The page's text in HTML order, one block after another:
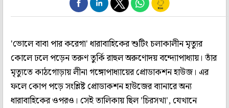
'ভোলে বাবা পার করেগা' ধারাবাহিকের শুটিং চলাকালীন মৃত্যুর
কোলে ঢলে পড়েন তরুণ তুর্কি রাহুল অরুণোদয় বন্দ্যোপাধ্যায়। তাঁর
মৃত্যুতে কাঠগোড়ায় লীনা গঙ্গোপাধ্যায়ের প্রোডাকশন হাউজ। এর
ফলে কোপ পড়ে সংশ্লিষ্ট প্রোডাকশন হাউজের ব্যানারে অন্য
ধারাবাহিকের ওপরও। সেই তালিকায় ছিল 'চিরসখা', যেখানে